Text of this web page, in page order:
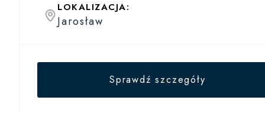
LOKALIZACJA:
Jarosław
Sprawdź szczegóły